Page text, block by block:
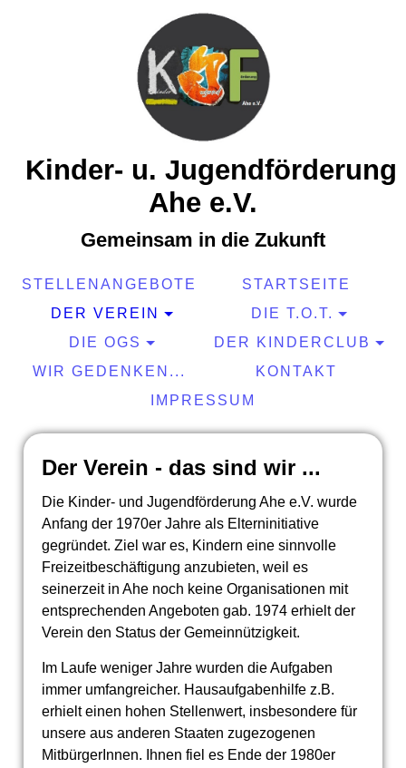
Kinder- u. Jugendförderung
Ahe e.V.
Gemeinsam in die Zukunft
STELLENANGEBOTE
STARTSEITE
DER VEREIN
DIE T.O.T.
DIE OGS
DER KINDERCLUB
WIR GEDENKEN...
KONTAKT
IMPRESSUM
Der Verein - das sind wir ...
Die Kinder- und Jugendförderung Ahe e.V. wurde
Anfang der 1970er Jahre als Elterninitiative
gegründet. Ziel war es, Kindern eine sinnvolle
Freizeitbeschäftigung anzubieten, weil es
seinerzeit in Ahe noch keine Organisationen mit
entsprechenden Angeboten gab. 1974 erhielt der
Verein den Status der Gemeinnützigkeit.
Im Laufe weniger Jahre wurden die Aufgaben
immer umfangreicher. Hausaufgabenhilfe z.B.
erhielt einen hohen Stellenwert, insbesondere für
unsere aus anderen Staaten zugezogenen
MitbürgerInnen. Ihnen fiel es Ende der 1980er